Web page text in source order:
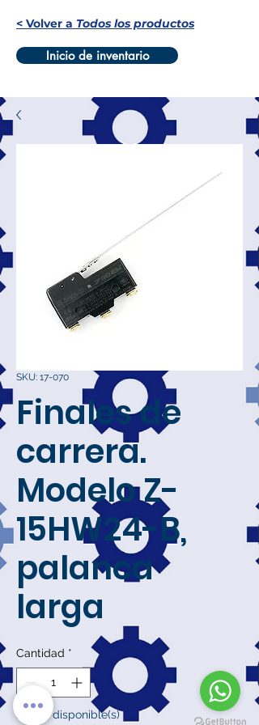
< Volver a Todos los productos
Inicio de inventario
SKU: 17-070
Finales de
carrera.
Modelo Z-
15HW24-B,
palanca
larga
Cantidad *
Solo 5 disponible(s)